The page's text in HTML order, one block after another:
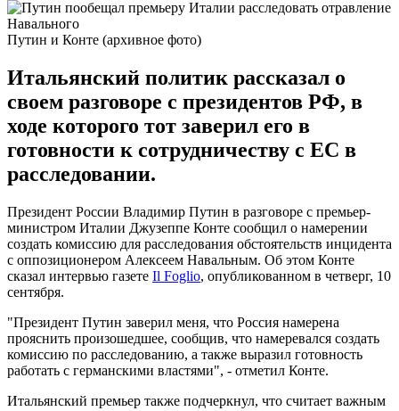
Путин и Конте (архивное фото)
Итальянский политик рассказал о
своем разговоре с президентов РФ, в
ходе которого тот заверил его в
готовности к сотрудничеству с ЕС в
расследовании.
Президент России Владимир Путин в разговоре с премьер-
министром Италии Джузеппе Конте сообщил о намерении
создать комиссию для расследования обстоятельств инцидента
с оппозиционером Алексеем Навальным. Об этом Конте
сказал интервью газете Il Foglio, опубликованном в четверг, 10
сентября.
"Президент Путин заверил меня, что Россия намерена
прояснить произошедшее, сообщив, что намеревался создать
комиссию по расследованию, а также выразил готовность
работать с германскими властями", - отметил Конте.
Итальянский премьер также подчеркнул, что считает важным